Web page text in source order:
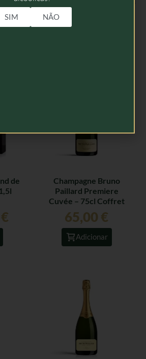
de
€
Champagne Bruno
Paillard Premiere
Cuvée – 75cl Coffret
65,00 €
Adicionar
SIM NÃO